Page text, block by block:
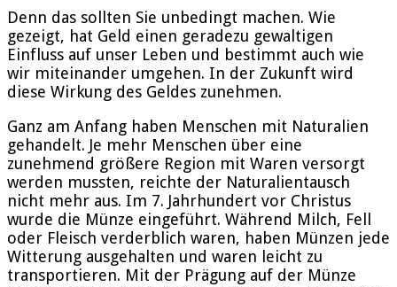
Denn das sollten Sie unbedingt machen. Wie
gezeigt, hat Geld einen geradezu gewaltigen
Einfluss auf unser Leben und bestimmt auch wie
wir miteinander umgehen. In der Zukunft wird
diese Wirkung des Geldes zunehmen.
Ganz am Anfang haben Menschen mit Naturalien
gehandelt. Je mehr Menschen über eine
zunehmend größere Region mit Waren versorgt
werden mussten, reichte der Naturalientausch
nicht mehr aus. Im 7. Jahrhundert vor Christus
wurde die Münze eingeführt. Während Milch, Fell
oder Fleisch verderblich waren, haben Münzen jede
Witterung ausgehalten und waren leicht zu
transportieren. Mit der Prägung auf der Münze